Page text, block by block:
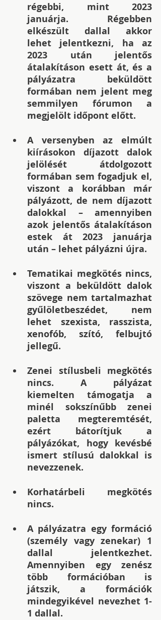
régebbi, mint 2023
januárja. Régebben
elkészült dallal akkor
lehet jelentkezni, ha az
2023 után jelentős
átalakításon esett át, és a
pályázatra beküldött
formában nem jelent meg
semmilyen fórumon a
megjelölt időpont előtt.
A versenyben az elmúlt
kiírásokon díjazott dalok
jelölését átdolgozott
formában sem fogadjuk el,
viszont a korábban már
pályázott, de nem díjazott
dalokkal – amennyiben
azok jelentős átalakításon
estek át 2023 januárja
után – lehet pályázni újra.
Tematikai megkötés nincs,
viszont a beküldött dalok
szövege nem tartalmazhat
gyűlöletbeszédet, nem
lehet szexista, rasszista,
xenofób, szító, felbujtó
jellegű.
Zenei stílusbeli megkötés
nincs. A pályázat
kiemelten támogatja a
minél sokszínűbb zenei
paletta megteremtését,
ezért bátorítjuk a
pályázókat, hogy kevésbé
ismert stílusú dalokkal is
nevezzenek.
Korhatárbeli megkötés
nincs.
A pályázatra egy formáció
(személy vagy zenekar) 1
dallal jelentkezhet.
Amennyiben egy zenész
több formációban is
játszik, a formációk
mindegyikével nevezhet 1-
1 dallal.